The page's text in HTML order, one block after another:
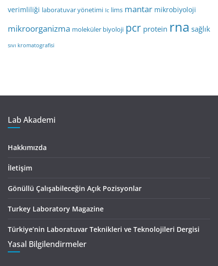
verimliliği laboratuvar yönetimi lc lims mantar mikrobiyoloji
mikroorganizma moleküler biyoloji pcr protein rna sağlık
sıvı kromatografisi
Lab Akademi
Hakkımızda
İletişim
Gönüllü Çalışabileceğin Açık Pozisyonlar
Turkey Laboratory Magazine
Türkiye’nin Laboratuvar Teknikleri ve Teknolojileri Dergisi
Yasal Bilgilendirmeler